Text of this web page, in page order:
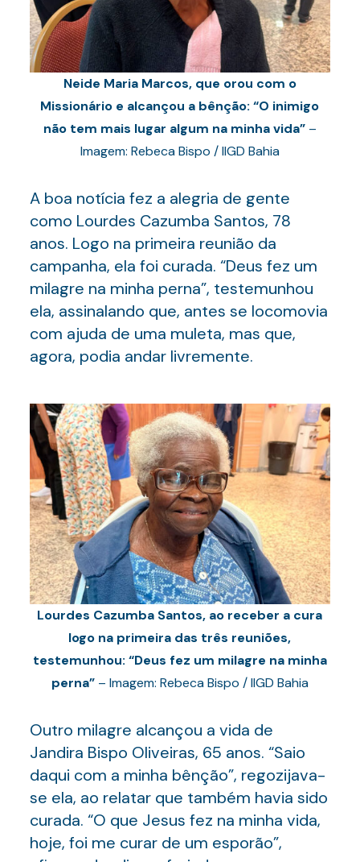
Neide Maria Marcos, que orou com o
Missionário e alcançou a bênção: “O inimigo
não tem mais lugar algum na minha vida”–
Imagem: Rebeca Bispo / IIGD Bahia
A boa notícia fez a alegria de gente
como Lourdes Cazumba Santos, 78
anos. Logo na primeira reunião da
campanha, ela foi curada. “Deus fez um
milagre na minha perna”, testemunhou
ela, assinalando que, antes se locomovia
com ajuda de uma muleta, mas que,
agora, podia andar livremente.
Lourdes Cazumba Santos, ao receber a cura
logo na primeira das três reuniões,
testemunhou: “Deus fez um milagre na minha
perna”– Imagem: Rebeca Bispo / IIGD Bahia
Outro milagre alcançou a vida de
Jandira Bispo Oliveiras, 65 anos. “Saio
daqui com a minha bênção”, regozijava-
se ela, ao relatar que também havia sido
curada. “O que Jesus fez na minha vida,
hoje, foi me curar de um esporão”,